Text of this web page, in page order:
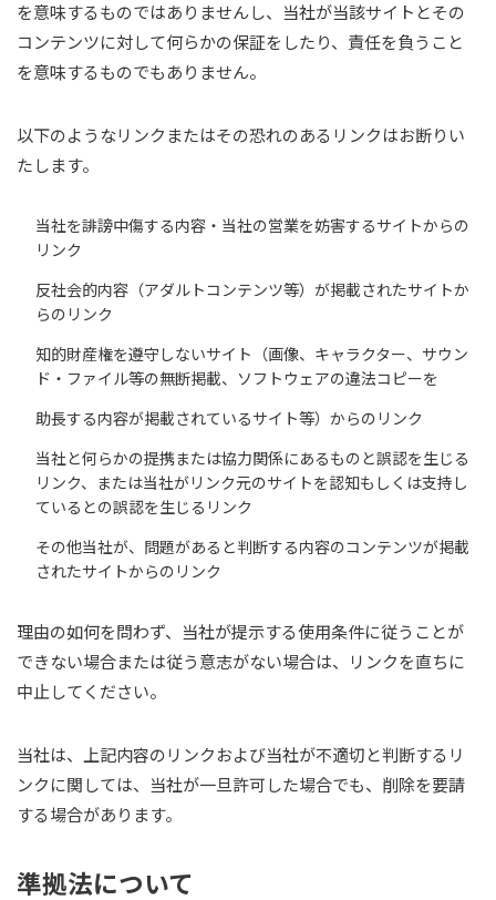
を意味するものではありませんし、当社が当該サイトとその
コンテンツに対して何らかの保証をしたり、責任を負うこと
を意味するものでもありません。
以下のようなリンクまたはその恐れのあるリンクはお断りい
たします。
当社を誹謗中傷する内容・当社の営業を妨害するサイトからの
リンク
反社会的内容（アダルトコンテンツ等）が掲載されたサイトか
らのリンク
知的財産権を遵守しないサイト（画像、キャラクター、サウン
ド・ファイル等の無断掲載、ソフトウェアの違法コピーを
助長する内容が掲載されているサイト等）からのリンク
当社と何らかの提携または協力関係にあるものと誤認を生じる
リンク、または当社がリンク元のサイトを認知もしくは支持し
ているとの誤認を生じるリンク
その他当社が、問題があると判断する内容のコンテンツが掲載
されたサイトからのリンク
理由の如何を問わず、当社が提示する使用条件に従うことが
できない場合または従う意志がない場合は、リンクを直ちに
中止してください。
当社は、上記内容のリンクおよび当社が不適切と判断するリ
ンクに関しては、当社が一旦許可した場合でも、削除を要請
する場合があります。
準拠法について